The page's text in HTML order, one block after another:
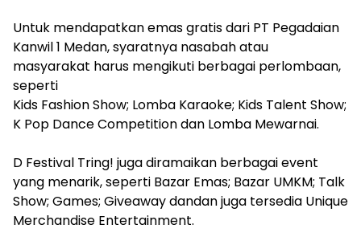
‎Untuk mendapatkan emas gratis dari PT Pegadaian
Kanwil 1 Medan, syaratnya nasabah atau
masyarakat harus mengikuti berbagai perlombaan,
seperti
‎Kids Fashion Show; Lomba Karaoke; Kids Talent Show;
K Pop Dance Competition dan Lomba Mewarnai.
‎D Festival Tring! juga diramaikan berbagai event
yang menarik, seperti Bazar Emas; Bazar UMKM; Talk
Show; Games; Giveaway dandan juga tersedia Unique
Merchandise Entertainment.